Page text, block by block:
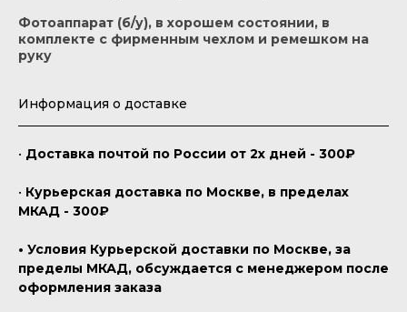
Фотоаппарат (б/у), в хорошем состоянии, в
комплекте с фирменным чехлом и ремешком на
руку
Информация о доставке
• Доставка почтой по России от 2х дней - 300₽
• Курьерская доставка по Москве, в пределах
МКАД - 300₽
• Условия Курьерской доставки по Москве, за
пределы МКАД, обсуждается с менеджером после
оформления заказа